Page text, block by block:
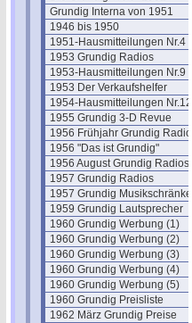
Grundig Interna von 1951
1946 bis 1950
1951-Hausmitteilungen Nr.4
1953 Grundig Radios
1953-Hausmitteilungen Nr.9
1953 Der Verkaufshelfer
1954-Hausmitteilungen Nr.12
1955 Grundig 3-D Revue
1956 Frühjahr Grundig Radios
1956 "Das ist Grundig"
1956 August Grundig Radios
1957 Grundig Radios
1957 Grundig Musikschränke
1959 Grundig Lautsprecher
1960 Grundig Werbung (1)
1960 Grundig Werbung (2)
1960 Grundig Werbung (3)
1960 Grundig Werbung (4)
1960 Grundig Werbung (5)
1960 Grundig Preisliste
1962 März Grundig Preise